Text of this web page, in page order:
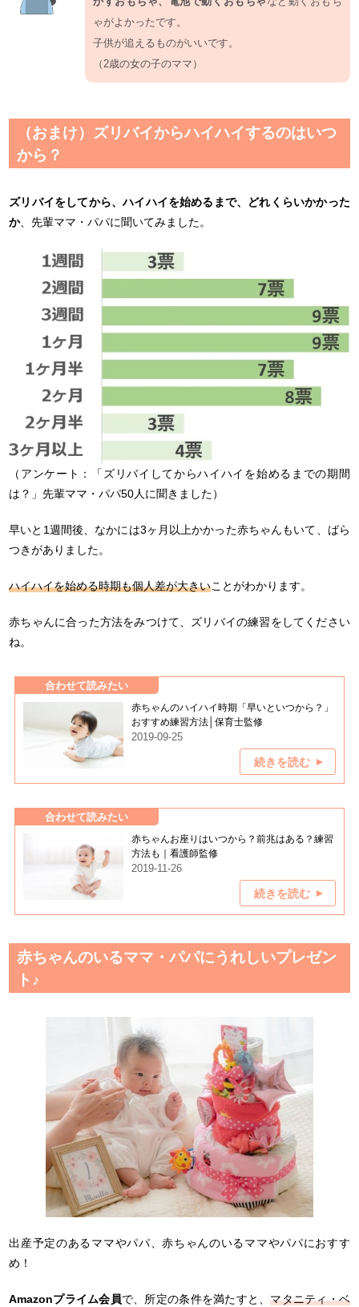
ゃがよかったです。
子供が追えるものがいいです。
（2歳の女の子のママ）
（おまけ）ズリバイからハイハイするのはいつ
から？
ズリバイをしてから、ハイハイを始めるまで、どれくらいかかった
か、先輩ママ・パパに聞いてみました。
（アンケート：「ズリバイしてからハイハイを始めるまでの期間
は？」先輩ママ・パパ50人に聞きました）
早いと1週間後、なかには3ヶ月以上かかった赤ちゃんもいて、ばら
つきがありました。
ハイハイを始める時期も個人差が大きいことがわかります。
赤ちゃんに合った方法をみつけて、ズリバイの練習をしてください
ね。
合わせて読みたい
赤ちゃんのハイハイ時期「早いといつから？」
おすすめ練習方法│保育士監修
2019-09-25
続きを読む
合わせて読みたい
赤ちゃんお座りはいつから？前兆はある？練習
方法も｜看護師監修
2019-11-26
続きを読む
赤ちゃんのいるママ・パパにうれしいプレゼン
ト♪
出産予定のあるママやパパ、赤ちゃんのいるママやパパにおすす
め！
Amazonプライム会員で、所定の条件を満たすと、マタニティ・ベ